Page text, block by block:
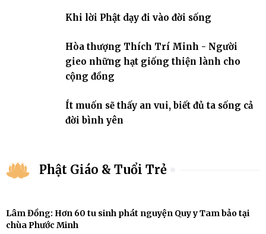
Khi lời Phật dạy đi vào đời sống
Hòa thượng Thích Trí Minh - Người
gieo những hạt giống thiện lành cho
cộng đồng
Ít muốn sẽ thấy an vui, biết đủ ta sống cả
đời bình yên
Phật Giáo & Tuổi Trẻ
Lâm Đồng: Hơn 60 tu sinh phát nguyện Quy y Tam bảo tại
chùa Phước Minh